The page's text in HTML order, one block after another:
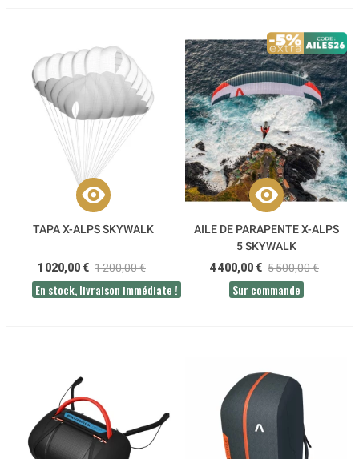
TAPA X-ALPS SKYWALK
1 020,00 € 1 200,00 €
En stock, livraison immédiate !
AILE DE PARAPENTE X-ALPS
5 SKYWALK
4 400,00 € 5 500,00 €
Sur commande